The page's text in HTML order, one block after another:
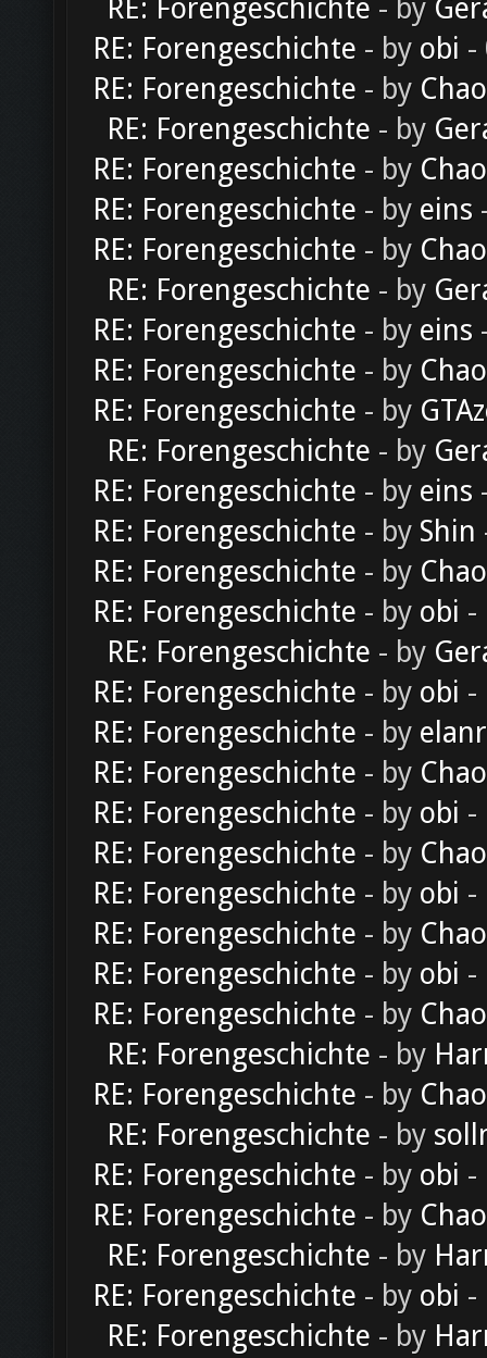
RE: Forengeschichte - by
RE: Forengeschichte - by obi -
RE: Forengeschichte - by
RE: Forengeschichte - by
RE: Forengeschichte - by
RE: Forengeschichte - by eins
RE: Forengeschichte - by
RE: Forengeschichte - by
RE: Forengeschichte - by eins
RE: Forengeschichte - by
RE: Forengeschichte - by
RE: Forengeschichte - by
RE: Forengeschichte - by eins
RE: Forengeschichte - by Shin
RE: Forengeschichte - by
RE: Forengeschichte - by obi -
RE: Forengeschichte - by
RE: Forengeschichte - by obi -
RE: Forengeschichte - by
RE: Forengeschichte - by
RE: Forengeschichte - by obi -
RE: Forengeschichte - by
RE: Forengeschichte - by obi -
RE: Forengeschichte - by
RE: Forengeschichte - by obi -
RE: Forengeschichte - by
RE: Forengeschichte - by
RE: Forengeschichte - by
RE: Forengeschichte - by
RE: Forengeschichte - by obi -
RE: Forengeschichte - by
RE: Forengeschichte - by
RE: Forengeschichte - by obi -
RE: Forengeschichte - by